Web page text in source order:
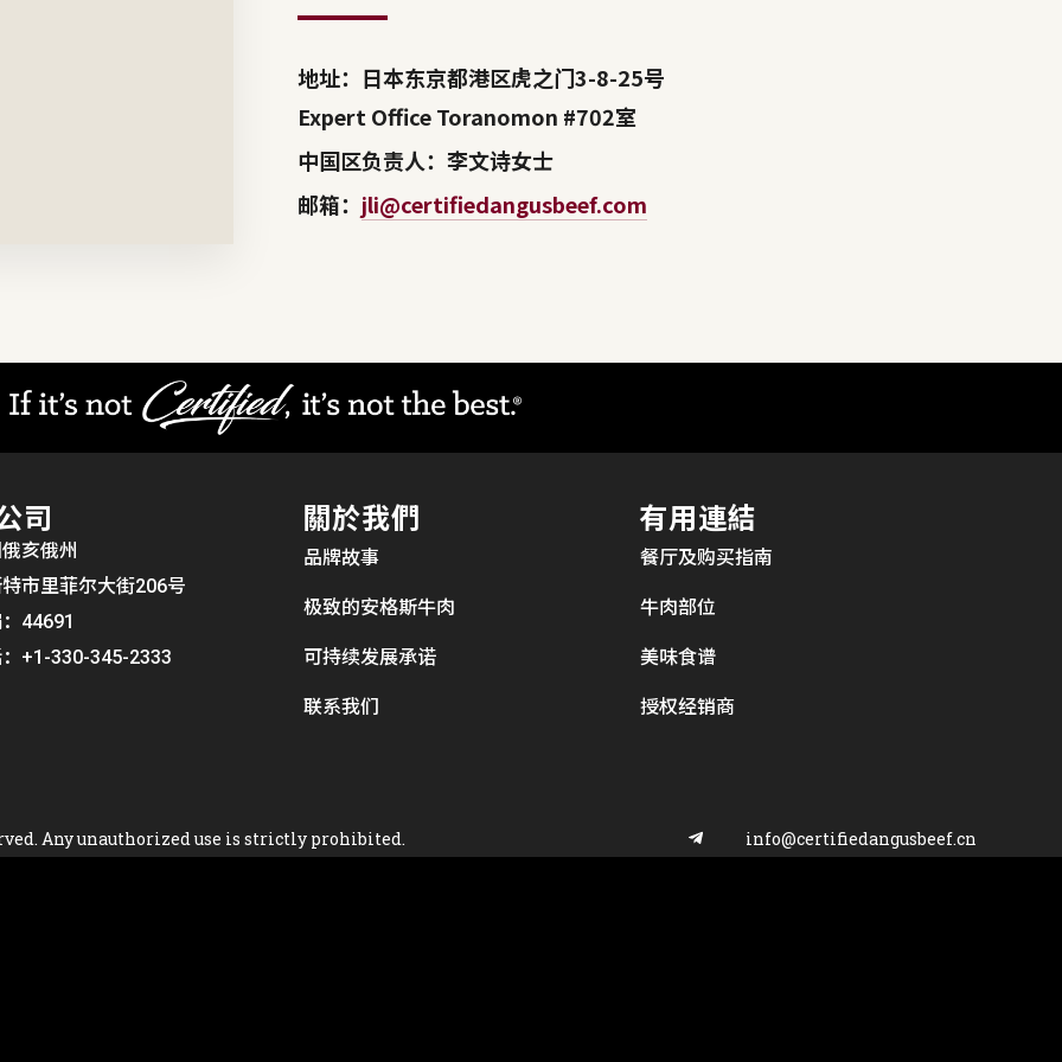
地址：日本东京都港区虎之门3-8-25号
Expert Office Toranomon #702室
中国区负责人：李文诗女士
邮箱： jli@certifiedangusbeef.com
司​
亥俄州
市里菲尔大街206号
44691
+1-330-345-2333
關於我們
品牌故事
极致的安格斯牛肉
可持续发展承诺
联系我们
有用連結
餐厅及购买指南
牛肉部位
美味食谱
授权经销商
Any unauthorized use is strictly prohibited. info@certifiedangusbeef.cn